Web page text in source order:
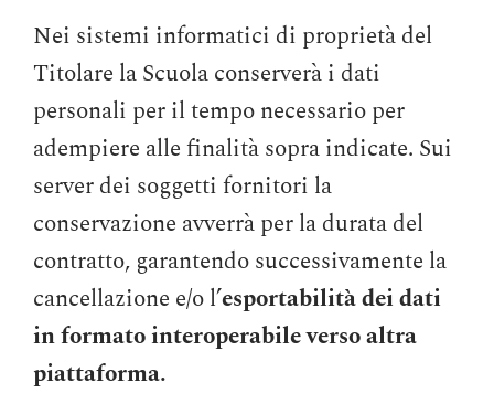
Nei sistemi informatici di proprietà del
Titolare la Scuola conserverà i dati
personali per il tempo necessario per
adempiere alle finalità sopra indicate. Sui
server dei soggetti fornitori la
conservazione avverrà per la durata del
contratto, garantendo successivamente la
cancellazione e/o l’esportabilità dei dati
in formato interoperabile verso altra
piattaforma.